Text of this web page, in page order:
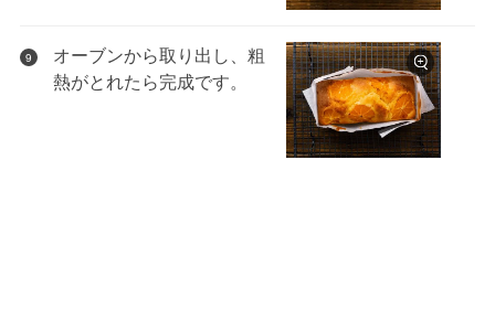
9
オーブンから取り出し、粗
熱がとれたら完成です。